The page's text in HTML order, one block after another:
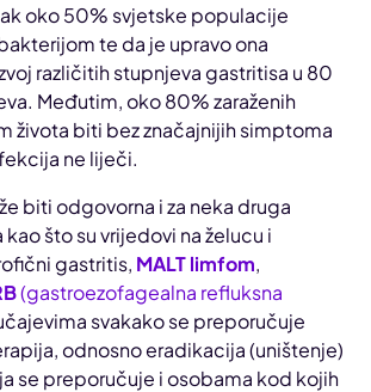
oko 50% svjetske populacije
te da je upravo ona
različitih stupnjeva gastritisa u 80
Međutim, oko 80% zaraženih
života biti bez značajnijih simptoma
ne liječi.
biti odgovorna i za neka druga
što su vrijedovi na želucu i
gastritis, MALT limfom,
(gastroezofagealna refluksna
svakako se preporučuje
odnosno eradikacija (uništenje)
se preporučuje i osobama kod kojih